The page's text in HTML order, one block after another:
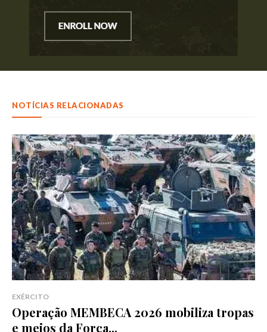
NOTÍCIAS RELACIONADAS
EXÉRCITO
Operação MEMBECA 2026 mobiliza tropas
e meios da Força...